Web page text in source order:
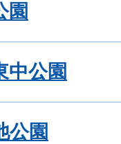
園
中公園
公園